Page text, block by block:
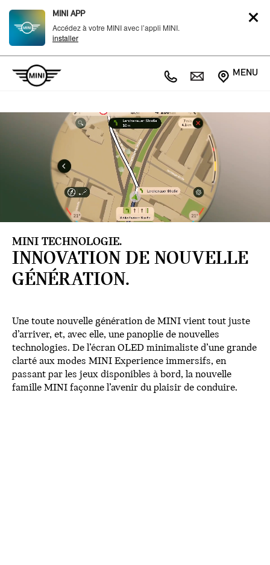
MINI APP
Accédez à votre MINI avec l’appli MINI.
installer
MENU
MINI TECHNOLOGIE.
INNOVATION DE NOUVELLE
GÉNÉRATION.
Une toute nouvelle génération de MINI vient tout juste
d’arriver, et, avec elle, une panoplie de nouvelles
technologies. De l’écran OLED minimaliste d’une grande
clarté aux modes MINI Experience immersifs, en
passant par les jeux disponibles à bord, la nouvelle
famille MINI façonne l’avenir du plaisir de conduire.